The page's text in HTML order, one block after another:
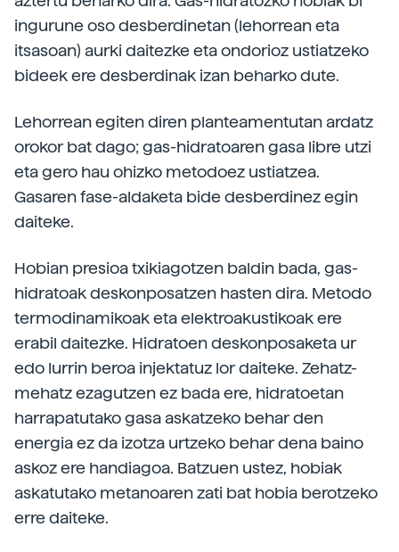
ingurune oso desberdinetan (lehorrean eta
itsasoan) aurki daitezke eta ondorioz ustiatzeko
bideek ere desberdinak izan beharko dute.
Lehorrean egiten diren planteamentutan ardatz
orokor bat dago; gas-hidratoaren gasa libre utzi
eta gero hau ohizko metodoez ustiatzea.
Gasaren fase-aldaketa bide desberdinez egin
daiteke.
Hobian presioa txikiagotzen baldin bada, gas-
hidratoak deskonposatzen hasten dira. Metodo
termodinamikoak eta elektroakustikoak ere
erabil daitezke. Hidratoen deskonposaketa ur
edo lurrin beroa injektatuz lor daiteke. Zehatz-
mehatz ezagutzen ez bada ere, hidratoetan
harrapatutako gasa askatzeko behar den
energia ez da izotza urtzeko behar dena baino
askoz ere handiagoa. Batzuen ustez, hobiak
askatutako metanoaren zati bat hobia berotzeko
erre daiteke.